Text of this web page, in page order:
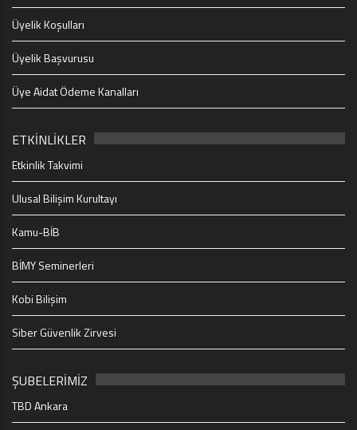
Üyelik Koşulları
Üyelik Başvurusu
Üye Aidat Ödeme Kanalları
ETKİNLİKLER
Etkinlik Takvimi
Ulusal Bilişim Kurultayı
Kamu-BİB
BİMY Seminerleri
Kobi Bilişim
Siber Güvenlik Zirvesi
ŞUBELERİMİZ
TBD Ankara